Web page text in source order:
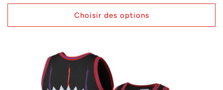
habituel
Choisir des options